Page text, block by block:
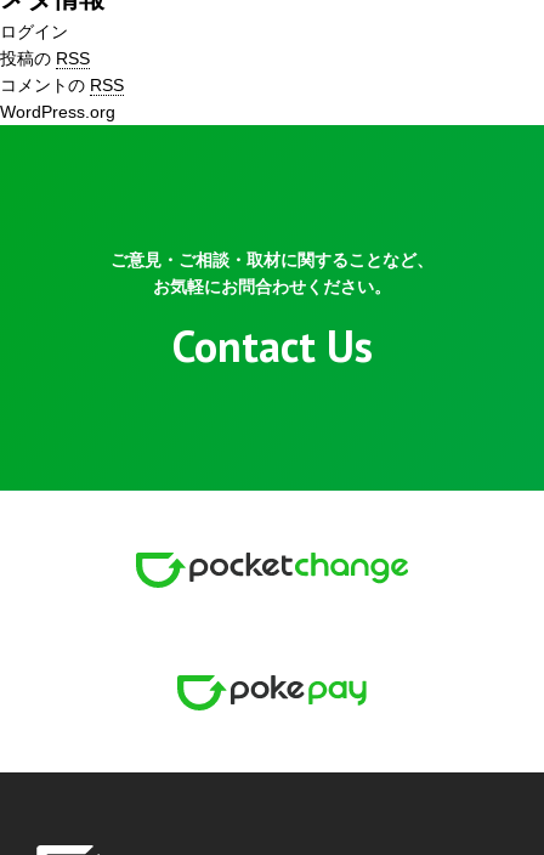
ログイン
投稿の RSS
コメントの RSS
WordPress.org
ご意見・ご相談・取材に関することなど、
お気軽にお問合わせください。
Contact Us